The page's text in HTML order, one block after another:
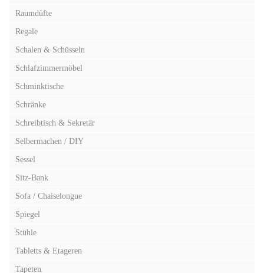
Raumdüfte
Regale
Schalen & Schüsseln
Schlafzimmermöbel
Schminktische
Schränke
Schreibtisch & Sekretär
Selbermachen / DIY
Sessel
Sitz-Bank
Sofa / Chaiselongue
Spiegel
Stühle
Tabletts & Etageren
Tapeten